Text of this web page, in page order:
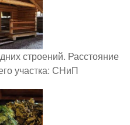
строений. Расстояние
участка: СНиП